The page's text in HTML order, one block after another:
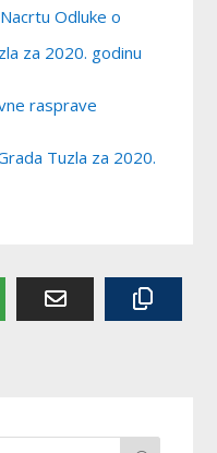
Odluke o
za 2020. godinu
rasprave
Tuzla za 2020.